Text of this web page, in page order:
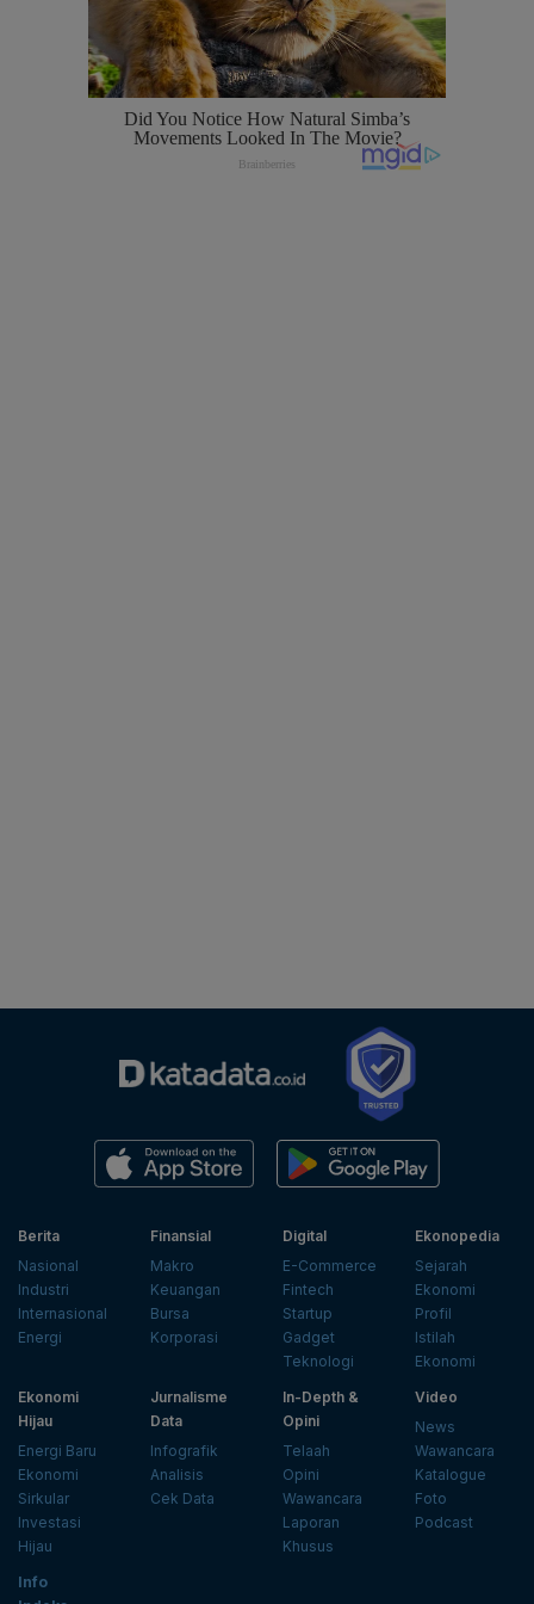
Berita
Nasional
Industri
Internasional
Energi
Finansial
Makro
Keuangan
Bursa
Korporasi
Digital
E-Commerce
Fintech
Startup
Gadget
Teknologi
Ekonopedia
Sejarah
Ekonomi
Profil
Istilah
Ekonomi
Ekonomi
Hijau
Energi Baru
Ekonomi
Sirkular
Investasi
Hijau
Jurnalisme
Data
Infografik
Analisis
Cek Data
In-Depth &
Opini
Telaah
Opini
Wawancara
Laporan
Khusus
Video
News
Wawancara
Katalogue
Foto
Podcast
Info